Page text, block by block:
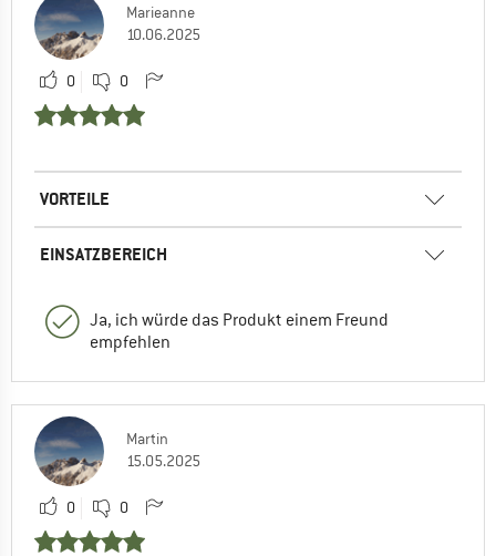
Marieanne
10.06.2025
0 0
VORTEILE
EINSATZBEREICH
Ja, ich würde das Produkt einem Freund
empfehlen
Martin
15.05.2025
0 0